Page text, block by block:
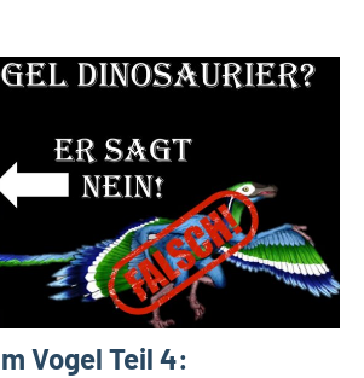
Vogel Teil 4: